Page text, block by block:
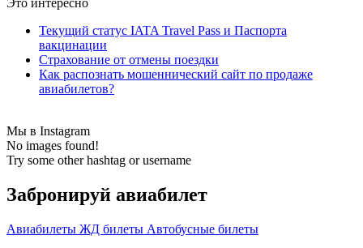
Текущий статус IATA Travel Pass и Паспорта
вакцинации
Страхование от отмены поездки
Как распознать мошеннический сайт по продаже
авиабилетов?
Мы в Instagram
No images found!
Try some other hashtag or username
Забронируй авиабилет
Авиабилеты ЖД билеты Автобусные билеты